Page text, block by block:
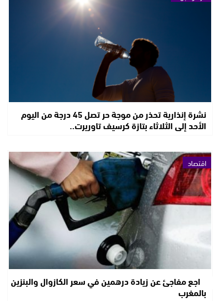
نشرة إنذارية تحذر من موجة حر تصل 45 درجة من اليوم
الأحد إلى الثلاثاء بتازة كرسيف تاوريرت..
اقتصاد
تراجع مفاجئ عن زيادة درهمين في سعر الكازوال والبنزين
بالمغرب